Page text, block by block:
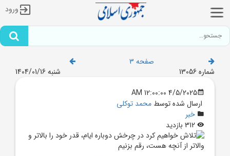
ورود
صفحه 3
شماره 13056
شنبه 1404/01/16
4/5/2025 12:00:00 AM
ارسال شده توسط محمد توکلی
خبر